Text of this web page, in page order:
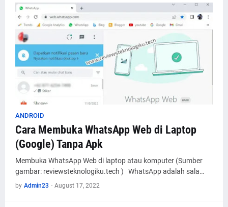
ANDROID
Cara Membuka WhatsApp Web di Laptop
(Google) Tanpa Apk
Membuka WhatsApp Web di laptop atau komputer (Sumber
gambar: reviewsteknologiku.tech ) WhatsApp adalah sala…
by Admin23 - August 17, 2022